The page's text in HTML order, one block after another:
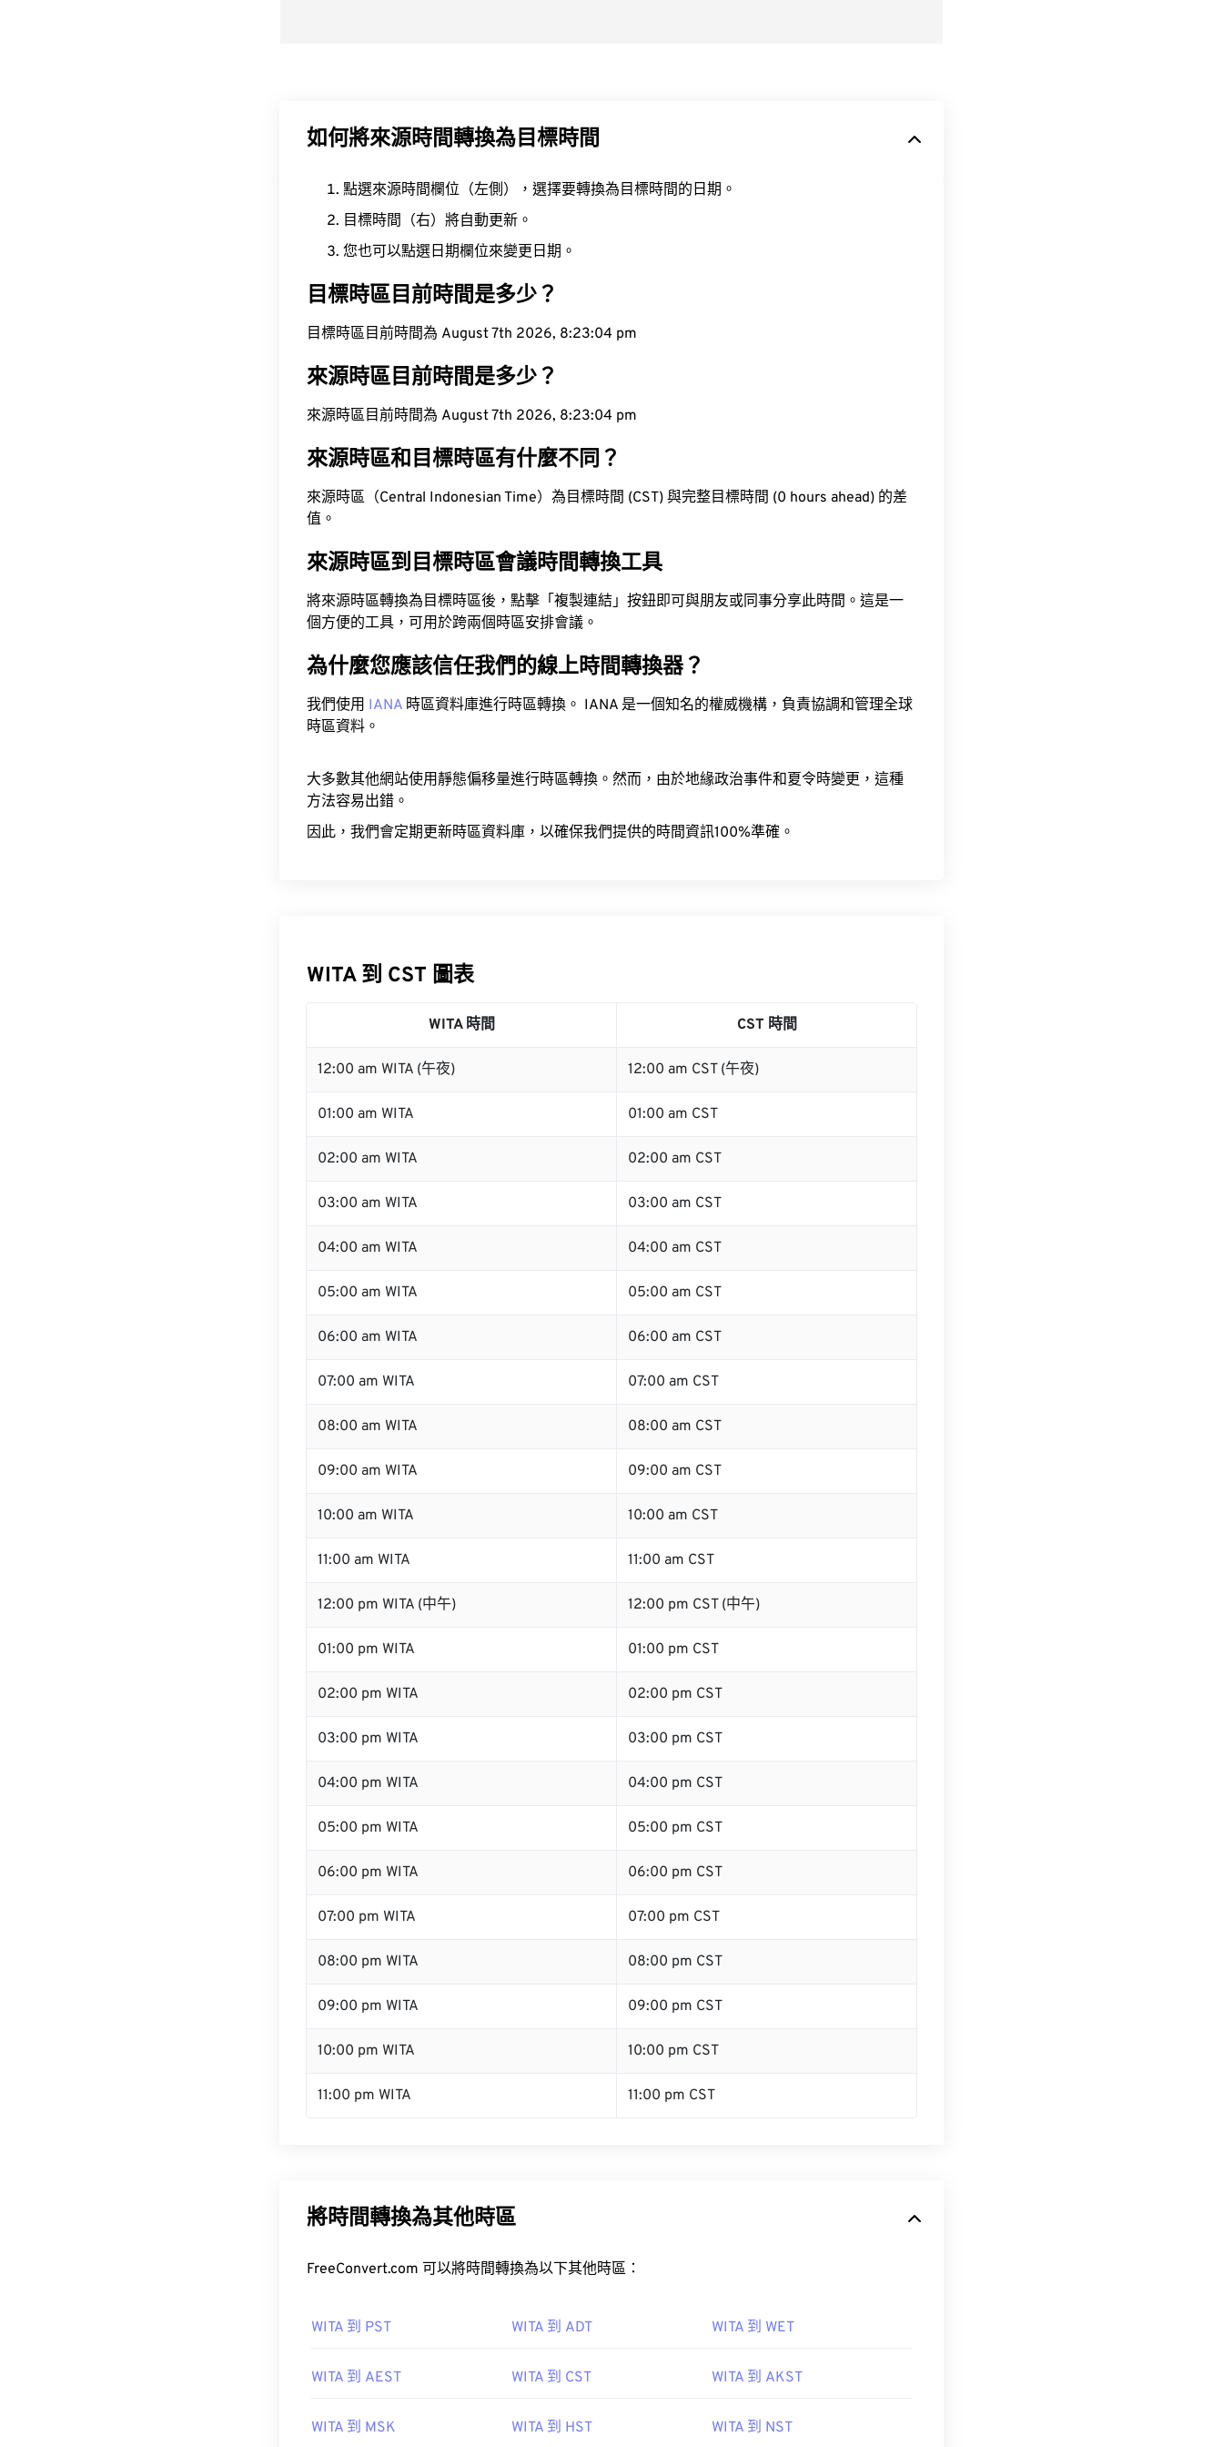
如何將來源時間轉換為目標時間
點選來源時間欄位（左側），選擇要轉換為目標時間的日期。
目標時間（右）將自動更新。
您也可以點選日期欄位來變更日期。
目標時區目前時間是多少？
目標時區目前時間為 August 7th 2026, 8:23:05 pm
來源時區目前時間是多少？
來源時區目前時間為 August 7th 2026, 8:23:05 pm
來源時區和目標時區有什麼不同？
來源時區（Central Indonesian Time）為目標時間 (CST) 與完整目標時間 (0 hours ahead) 的差
值。
來源時區到目標時區會議時間轉換工具
將來源時區轉換為目標時區後，點擊「複製連結」按鈕即可與朋友或同事分享此時間。這是一
個方便的工具，可用於跨兩個時區安排會議。
為什麼您應該信任我們的線上時間轉換器？
我們使用 IANA 時區資料庫進行時區轉換。 IANA 是一個知名的權威機構，負責協調和管理全球
時區資料。
大多數其他網站使用靜態偏移量進行時區轉換。然而，由於地緣政治事件和夏令時變更，這種
方法容易出錯。
因此，我們會定期更新時區資料庫，以確保我們提供的時間資訊100%準確。
WITA 到 CST 圖表
WITA 時間 CST 時間
12:00 am WITA (午夜) 12:00 am CST (午夜)
01:00 am WITA 01:00 am CST
02:00 am WITA 02:00 am CST
03:00 am WITA 03:00 am CST
04:00 am WITA 04:00 am CST
05:00 am WITA 05:00 am CST
06:00 am WITA 06:00 am CST
07:00 am WITA 07:00 am CST
08:00 am WITA 08:00 am CST
09:00 am WITA 09:00 am CST
10:00 am WITA 10:00 am CST
11:00 am WITA 11:00 am CST
12:00 pm WITA (中午) 12:00 pm CST (中午)
01:00 pm WITA 01:00 pm CST
02:00 pm WITA 02:00 pm CST
03:00 pm WITA 03:00 pm CST
04:00 pm WITA 04:00 pm CST
05:00 pm WITA 05:00 pm CST
06:00 pm WITA 06:00 pm CST
07:00 pm WITA 07:00 pm CST
08:00 pm WITA 08:00 pm CST
09:00 pm WITA 09:00 pm CST
10:00 pm WITA 10:00 pm CST
11:00 pm WITA 11:00 pm CST
將時間轉換為其他時區
FreeConvert.com 可以將時間轉換為以下其他時區：
WITA 到 PST WITA 到 ADT WITA 到 WET
WITA 到 AEST WITA 到 CST WITA 到 AKST
WITA 到 MSK WITA 到 HST WITA 到 NST